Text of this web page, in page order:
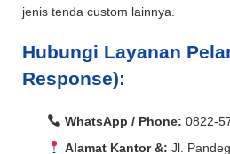
jenis tenda custom lainnya.
Hubungi Layanan
Response):
WhatsApp / Phone: 0822-
Alamat Kantor &: Jl.